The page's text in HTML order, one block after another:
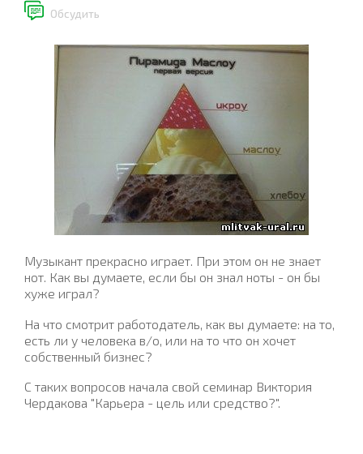
Обсудить
Музыкант прекрасно играет. При этом он не знает
нот. Как вы думаете, если бы он знал ноты - он бы
хуже играл?
На что смотрит работодатель, как вы думаете: на то,
есть ли у человека в/о, или на то что он хочет
собственный бизнес?
С таких вопросов начала свой семинар Виктория
Чердакова "Карьера - цель или средство?".